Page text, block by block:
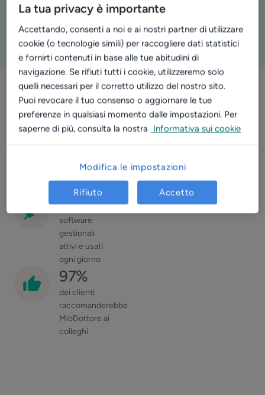
1.346
risparmiate
centri
partner
12.343
software
gestionali
attivi e usati
ogni giorno
97%
dei clienti
raccomanderebbe
MioDottore ai
colleghi
La tua privacy è importante
Accettando, consenti a noi e ai nostri partner di utilizzare
cookie (o tecnologie simili) per raccogliere dati statistici
e fornirti contenuti in base alle tue abitudini di
navigazione. Se rifiuti tutti i cookie, utilizzeremo solo
quelli necessari per il corretto utilizzo del nostro sito.
Puoi revocare il tuo consenso o aggiornare le tue
preferenze in qualsiasi momento dalle impostazioni. Per
saperne di più, consulta la nostra
Informativa sui cookie
Modifica le impostazioni
Rifiuto Accetto